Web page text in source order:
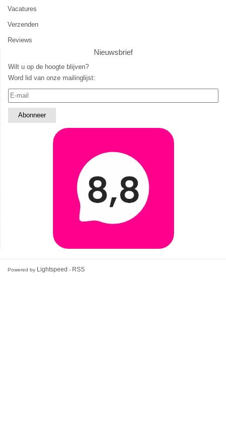
Vacatures
Verzenden
Reviews
Nieuwsbrief
Wilt u op de hoogte blijven?
Word lid van onze mailinglijst:
Powered by Lightspeed - RSS